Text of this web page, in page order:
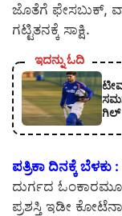
ಜೊತೆಗೆ ಫೇಸಬುಕ್,
ಗಟ್ಟಿತನಕ್ಕೆ ಸಾಕ್ಷಿ.
ಇದನ್ನು ಓದಿ
ಗಿಲ್
ಪತ್ರಿಕಾ ದಿನಕ್ಕೆ ಬೆಳಕು :
ದುರ್ಗದ
ಪ್ರಶಸ್ತಿ ಇಡೀ